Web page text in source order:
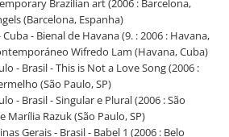
Brazilian art (2006 : Barcelona,
(Barcelona, Espanha)
- Bienal de Havana (9. : 2006 : Havana,
Wifredo Lam (Havana, Cuba)
- Brasil - This is Not a Love Song (2006 :
(São Paulo, SP)
- Brasil - Singular e Plural (2006 : São
Marília Razuk (São Paulo, SP)
Gerais - Brasil - Babel 1 (2006 : Belo